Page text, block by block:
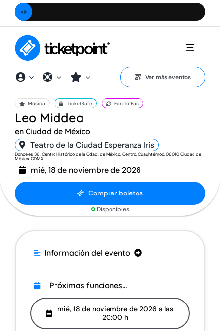
Saltar
contenido
📣
Toggle
Ver más eventos
Música TicketSafe Fan to Fan
Leo Middea
en Ciudad de México
Teatro de la Ciudad Esperanza Iris
Donceles 36, Centro Histórico de la Cdad. de México, Centro, Cuauhtémoc, 06010 Ciudad de
México, CDMX
mié, 18 de noviembre de 2026
Comprar boletos
Disponibles
.
. Información del evento
Precios y zonas
Información adicional
Próximas funciones…
mié, 18 de noviembre de 2026 a las
20:00 h